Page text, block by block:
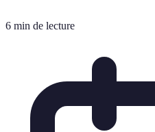
6 min de lecture